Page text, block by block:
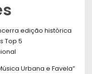
edição histórica
Top 5
Urbana e Favela”